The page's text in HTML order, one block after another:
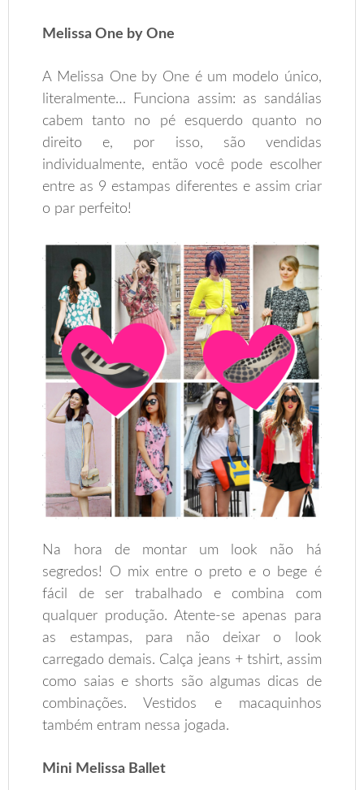
Melissa One by One
A Melissa One by One é um modelo único,
literalmente… Funciona assim: as sandálias
cabem tanto no pé esquerdo quanto no
direito e, por isso, são vendidas
individualmente, então você pode escolher
entre as 9 estampas diferentes e assim criar
o par perfeito!
Na hora de montar um look não há
segredos! O mix entre o preto e o bege é
fácil de ser trabalhado e combina com
qualquer produção. Atente-se apenas para
as estampas, para não deixar o look
carregado demais. Calça jeans + tshirt, assim
como saias e shorts são algumas dicas de
combinações. Vestidos e macaquinhos
também entram nessa jogada.
Mini Melissa Ballet